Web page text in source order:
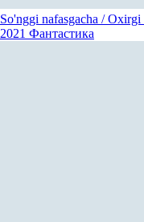
So'nggi nafasgacha /
2021 Фантастика